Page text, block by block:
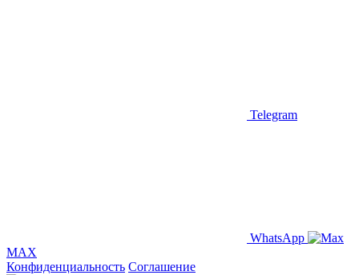
Telegram
WhatsApp
MAX
Конфиденциальность Соглашение